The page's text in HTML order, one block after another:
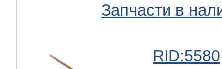
Запчасти в
RID:5580